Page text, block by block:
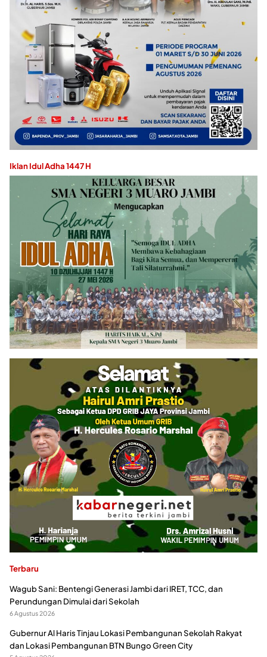
Iklan Idul Adha 1447 H
Terbaru
Wagub Sani: Bentengi Generasi Jambi dari IRET, TCC, dan
Perundungan Dimulai dari Sekolah
6 Agustus 2026
Gubernur Al Haris Tinjau Lokasi Pembangunan Sekolah Rakyat
dan Lokasi Pembangunan BTN Bungo Green City